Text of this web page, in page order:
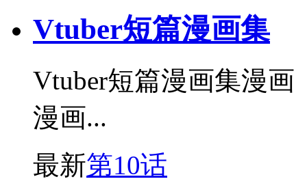
Vtuber短篇漫画集
Vtuber短篇漫画集漫
漫画...
最新第10话